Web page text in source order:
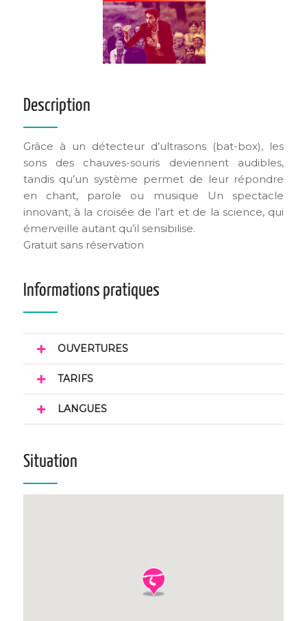
Description
Grâce à un détecteur d’ultrasons (bat-box), les
sons des chauves-souris deviennent audibles,
tandis qu’un système permet de leur répondre
en chant, parole ou musique Un spectacle
innovant, à la croisée de l’art et de la science, qui
émerveille autant qu’il sensibilise.
Gratuit sans réservation
Informations pratiques
OUVERTURES
TARIFS
LANGUES
Situation